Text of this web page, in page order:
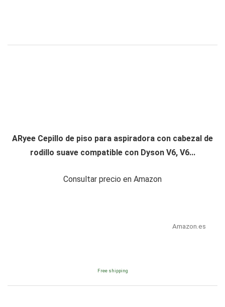
ARyee Cepillo de piso para aspiradora con cabezal de
rodillo suave compatible con Dyson V6, V6...
Consultar precio en Amazon
Amazon.es
Free shipping